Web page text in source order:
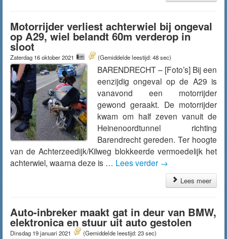
Motorrijder verliest achterwiel bij ongeval
op A29, wiel belandt 60m verderop in
sloot
Zaterdag 16 oktober 2021 (Gemiddelde leestijd: 48 sec)
BARENDRECHT – [Foto’s] Bij een
eenzijdig ongeval op de A29 is
vanavond een motorrijder
gewond geraakt. De motorrijder
kwam om half zeven vanuit de
Heinenoordtunnel richting
Barendrecht gereden. Ter hoogte
van de Achterzeedijk/Kilweg blokkeerde vermoedelijk het
achterwiel, waarna deze is … Lees verder →
Lees meer
Auto-inbreker maakt gat in deur van BMW,
elektronica en stuur uit auto gestolen
Dinsdag 19 januari 2021 (Gemiddelde leestijd: 23 sec)